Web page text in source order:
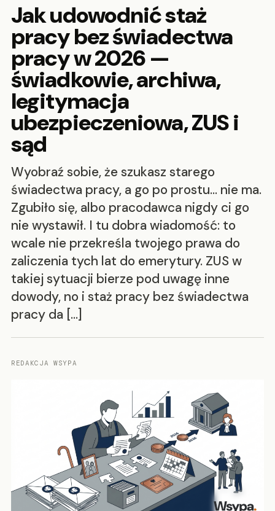
Jak udowodnić staż
pracy bez świadectwa
pracy w 2026 —
świadkowie, archiwa,
legitymacja
ubezpieczeniowa, ZUS i
sąd
Wyobraź sobie, że szukasz starego
świadectwa pracy, a go po prostu… nie ma.
Zgubiło się, albo pracodawca nigdy ci go
nie wystawił. I tu dobra wiadomość: to
wcale nie przekreśla twojego prawa do
zaliczenia tych lat do emerytury. ZUS w
takiej sytuacji bierze pod uwagę inne
dowody, no i staż pracy bez świadectwa
pracy da […]
REDAKCJA WSYPA